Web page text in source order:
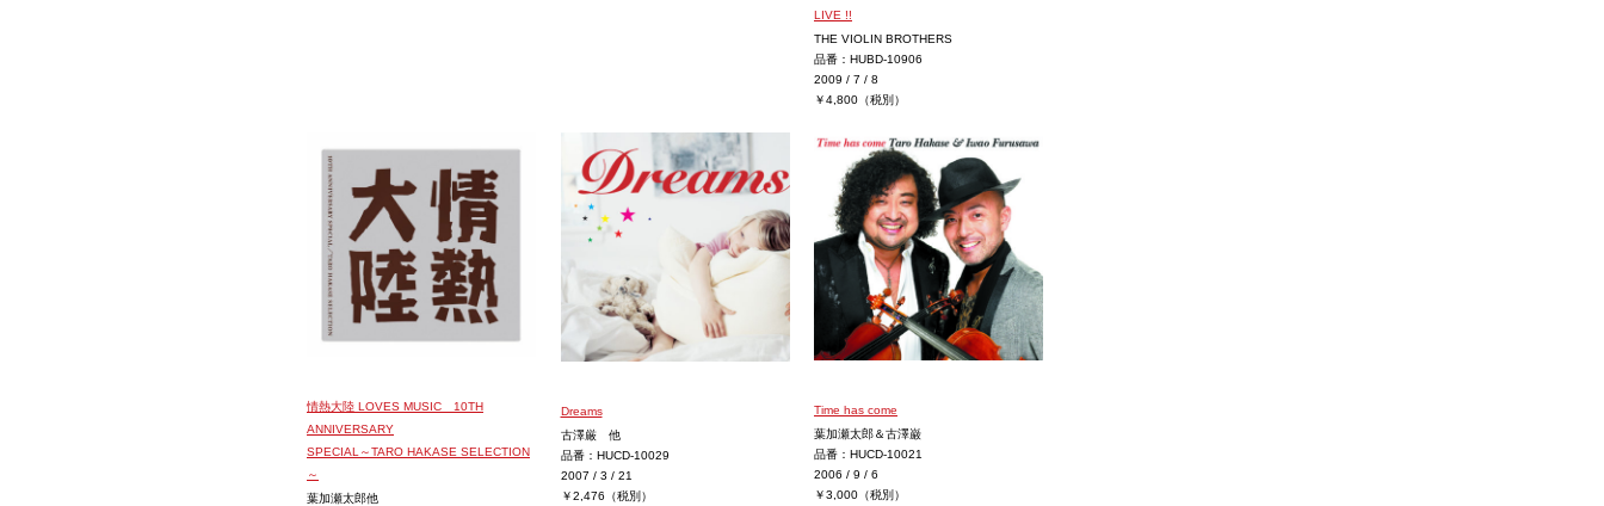
LIVE !!
THE VIOLIN BROTHERS
品番：HUBD-10906
2009 / 7 / 8
￥4,800（税別）
情熱大陸 LOVES MUSIC 10TH
ANNIVERSARY
SPECIAL～TARO HAKASE SELECTION
～
葉加瀬太郎他
Dreams
古澤厳 他
品番：HUCD-10029
2007 / 3 / 21
￥2,476（税別）
Time has come
葉加瀬太郎＆古澤巌
品番：HUCD-10021
2006 / 9 / 6
￥3,000（税別）